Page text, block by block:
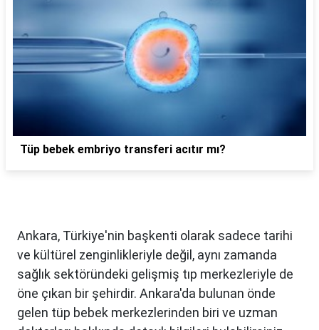
Tüp bebek embriyo transferi acıtır mı?
Ankara, Türkiye'nin başkenti olarak sadece tarihi
ve kültürel zenginlikleriyle değil, aynı zamanda
sağlık sektöründeki gelişmiş tıp merkezleriyle de
öne çıkan bir şehirdir. Ankara'da bulunan önde
gelen tüp bebek merkezlerinden biri ve uzman